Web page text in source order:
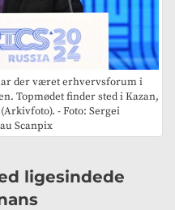
der været erhvervsforum i
Topmødet finder sted i Kazan,
- Foto: Sergei
Scanpix
ligesindede